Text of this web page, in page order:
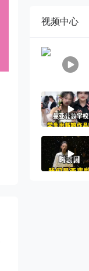
视频中心